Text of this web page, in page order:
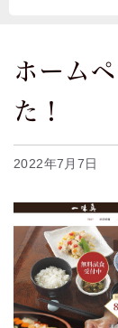
ホーム
た！
2022年7月7日